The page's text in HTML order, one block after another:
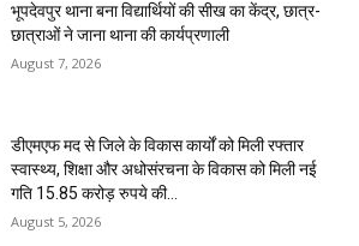
भूपदेवपुर थाना बना विद्यार्थियों की सीख का केंद्र, छात्र-
छात्राओं ने जाना थाना की कार्यप्रणाली
August 7, 2026
डीएमएफ मद से जिले के विकास कार्यों को मिली रफ्तार
स्वास्थ्य, शिक्षा और अधोसंरचना के विकास को मिली नई
गति 15.85 करोड़ रुपये की...
August 5, 2026